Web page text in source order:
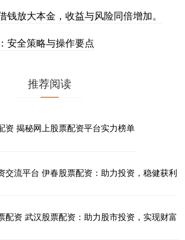
钱放大本金，收益与风险同倍增加。
安全策略与操作要点
推荐阅读
资 揭秘网上股票配资平台实力榜单
交流平台 伊春股票配资：助力投资，稳健获利
配资 武汉股票配资：助力股市投资，实现财富